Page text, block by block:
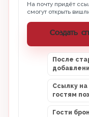
На почту придёт
смогут открыть
Создать
После
Ссылку
гостям
Гости